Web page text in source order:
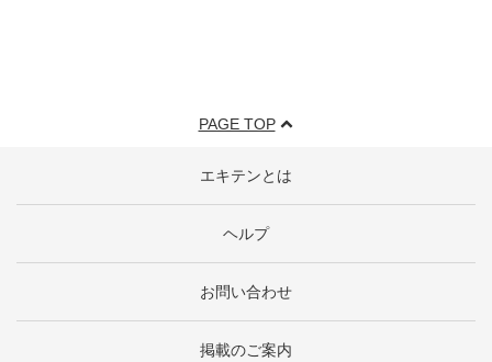
PAGE TOP
エキテンとは
ヘルプ
お問い合わせ
掲載のご案内